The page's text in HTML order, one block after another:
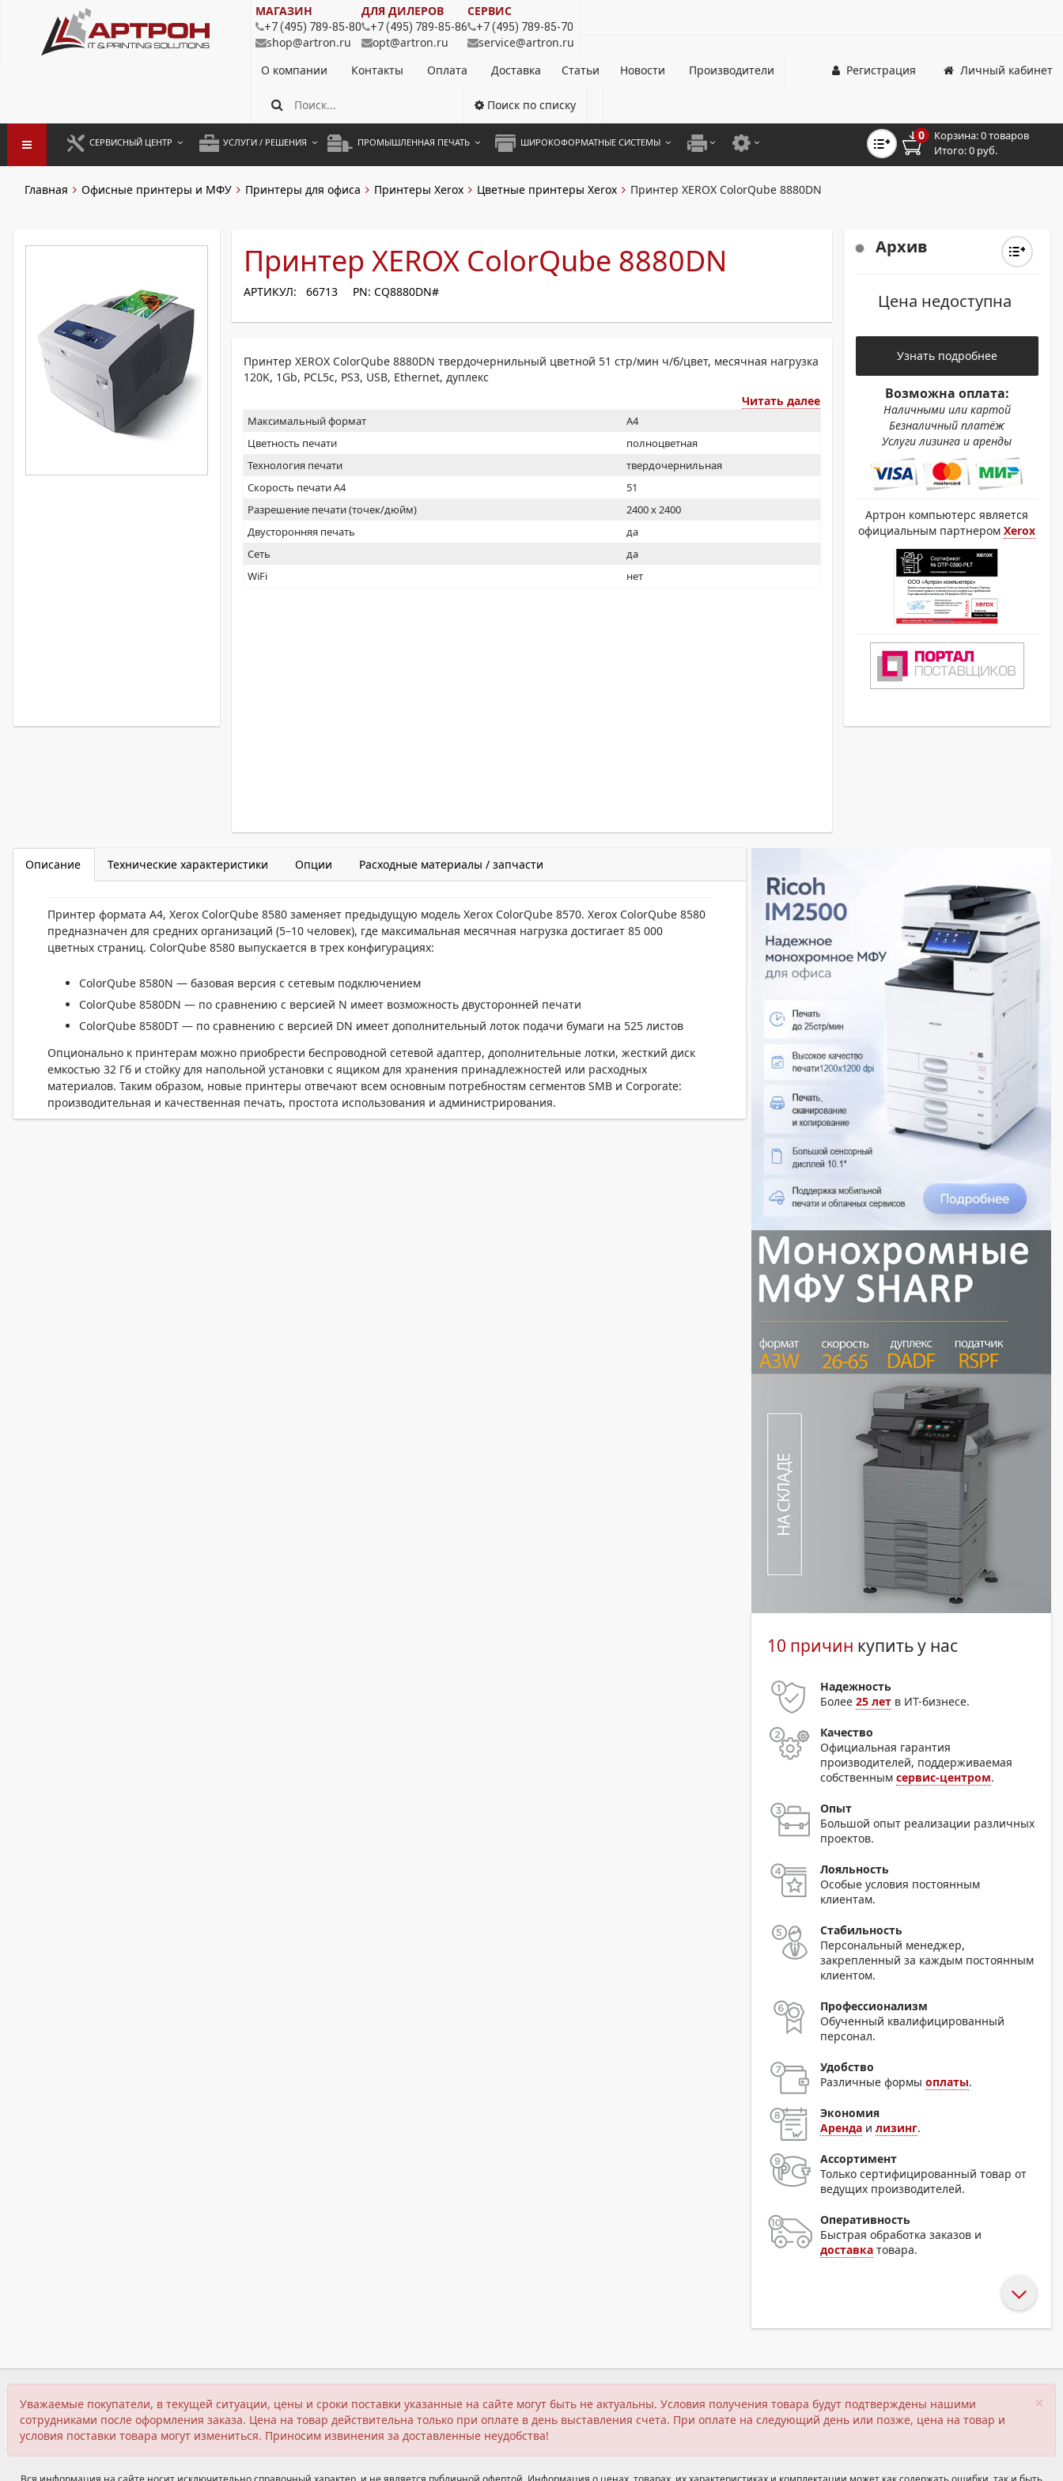
МАГАЗИН
+7 (495) 789-85-80
shop@artron.ru
ДЛЯ ДИЛЕРОВ
+7 (495) 789-85-86
opt@artron.ru
СЕРВИС
+7 (495) 789-85-70
service@artron.ru
О компании
Контакты Оплата Доставка Статьи Новости Производители Личный кабинет
Регистрация
Поиск по списку
СЕРВИСНЫЙ ЦЕНТР
ПРОФИЛАКТИКА И ТО
РАЗОВЫЕ РЕМОНТЫ
УСЛУГИ / РЕШЕНИЯ
АРЕНДА ОБОРУДОВАНИЯ
ПРОМЫШЛЕННАЯ ПЕЧАТЬ ШИРОКОФОРМАТНЫЕ СИСТЕМЫ
А4 МОНОХРОМНЫЕ
МОНОХРОМНЫЕ ПРИНТЕРЫ
ДЛЯ ШИРОКОФОРМАТНЫХ СИСТЕМ
0 Корзина:0 товаров
Итого:0 руб.
Главная Офисные принтеры и МФУ Принтеры для офиса Принтеры Xerox Цветные принтеры Xerox Принтер XEROX ColorQube 8880DN
Принтер XEROX ColorQube 8880DN
АРТИКУЛ: 66713 PN: CQ8880DN#
Принтер XEROX ColorQube 8880DN твердочернильный цветной 51 стр/мин ч/б/цвет, месячная нагрузка
120K, 1Gb, PCL5c, PS3, USB, Ethernet, дуплекс
Читать далее
Максимальный формат
A4
Цветность печати
полноцветная
Технология печати
твердочернильная
Скорость печати А4
51
Разрешение печати (точек/дюйм)
2400 x 2400
Двусторонняя печать
да
Сеть
да
WiFi
нет
Архив
Цена недоступна
Узнать подробнее
Возможна оплата:
Наличными или картой
Безналичный платёж
Услуги лизинга и аренды
Артрон компьютерс является
официальным партнеромXerox
Описание Технические характеристики Опции Расходные материалы / запчасти
Принтер формата А4, Xerox ColorQube 8580 заменяет предыдущую модель Xerox ColorQube 8570. Xerox ColorQube 8580
предназначен для средних организаций(5–10 человек), где максимальная месячная нагрузка достигает 85 000
цветных страниц. ColorQube 8580 выпускается в трех конфигурациях:
ColorQube 8580N — базовая версия с сетевым подключением
ColorQube 8580DN — по сравнению с версией N имеет возможность двусторонней печати
ColorQube 8580DT — по сравнению с версией DN имеет дополнительный лоток подачи бумаги на 525 листов
Опционально к принтерам можно приобрести беспроводной сетевой адаптер, дополнительные лотки, жесткий диск
емкостью 32 Гб и стойку для напольной установки с ящиком для хранения принадлежностей или расходных
материалов. Таким образом, новые принтеры отвечают всем основным потребностям сегментов SMB и Corporate:
производительная и качественная печать, простота использования и администрирования.
10 причин купить у нас
Надежность
Более25 лет в ИТ-бизнесе.
Качество
Официальная гарантия
производителей, поддерживаемая
собственнымсервис-центром.
Опыт
Большой опыт реализации различных
проектов.
Лояльность
Особые условия постоянным
клиентам.
Стабильность
Персональный менеджер,
закрепленный за каждым постоянным
клиентом.
Профессионализм
Обученный квалифицированный
персонал.
Удобство
Различные формыоплаты.
Экономия
Аренда илизинг.
Ассортимент
Только сертифицированный товар от
ведущих производителей.
Оперативность
Быстрая обработка заказов и
доставка товара.
×
Уважаемые покупатели, в текущей ситуации, цены и сроки поставки указанные на сайте могут быть не актуальны. Условия получения товара будут подтверждены нашими
сотрудниками после оформления заказа. Цена на товар действительна только при оплате в день выставления счета. При оплате на следующий день или позже, цена на товар и
условия поставки товара могут измениться. Приносим извинения за доставленные неудобства!